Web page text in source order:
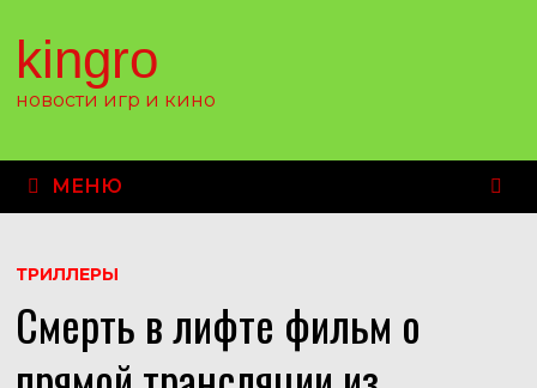
содержимому
kingro
новости игр и кино
МЕНЮ
ТРИЛЛЕРЫ
Смерть в лифте фильм о